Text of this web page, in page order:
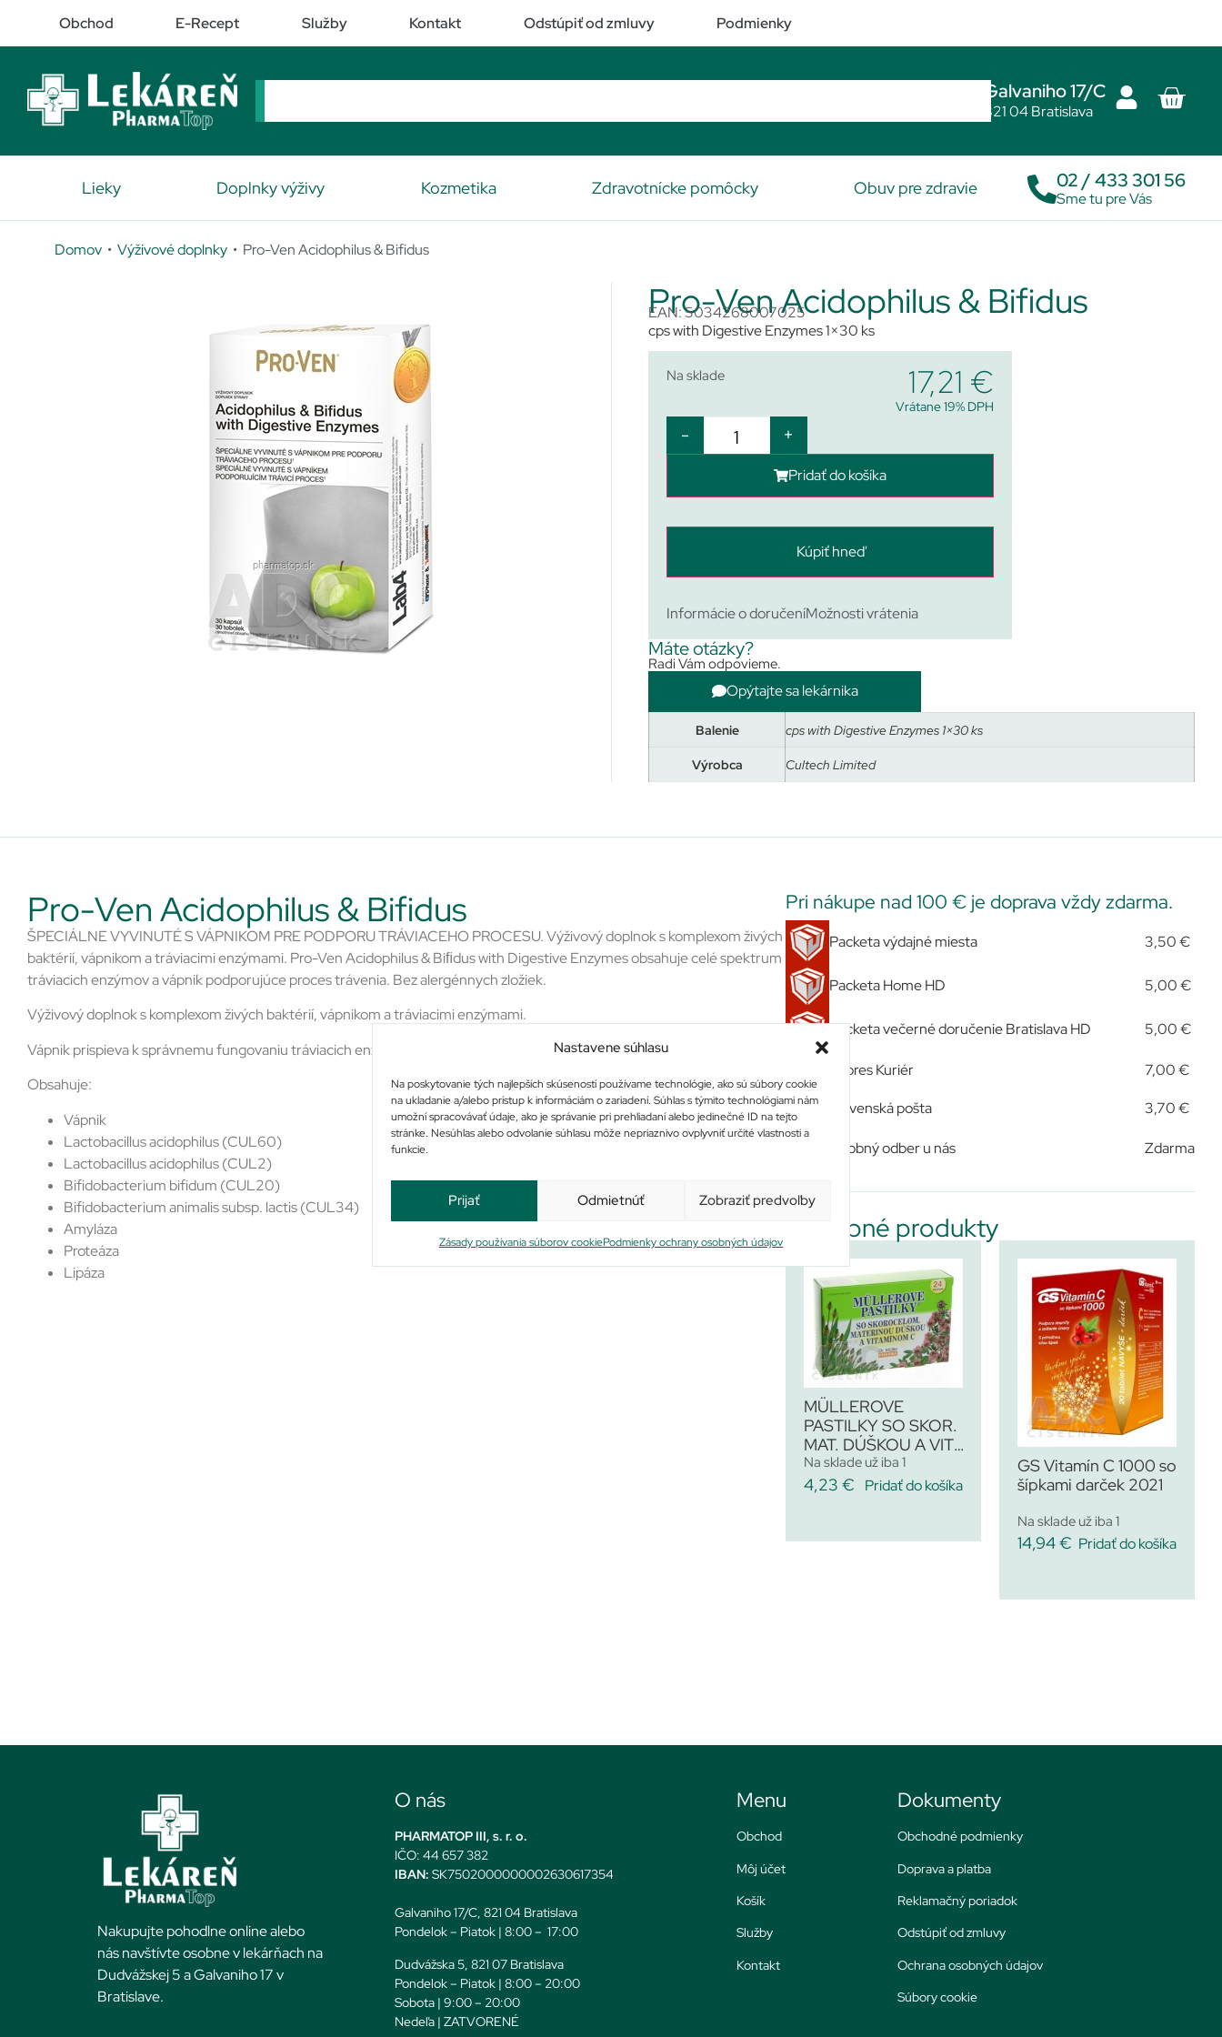
Nastavene súhlasu
Na poskytovanie tých najlepších skúseností používame technológie, ako sú súbory cookie
na ukladanie a/alebo prístup k informáciám o zariadení. Súhlas s týmito technológiami nám
umožní spracovávať údaje, ako je správanie pri prehliadaní alebo jedinečné ID na tejto
stránke. Nesúhlas alebo odvolanie súhlasu môže nepriaznivo ovplyvniť určité vlastnosti a
funkcie.
Prijať Odmietnúť Zobraziť predvoľby
Zásady používania súborov cookiePodmienky ochrany osobných údajov
Obchod E-Recept Služby Kontakt Odstúpiť od zmluvy Podmienky
Galvaniho 17/C
821 04 Bratislava
Lieky Doplnky výživy Kozmetika Zdravotnícke pomôcky Obuv pre zdravie 02 / 433 301 56
Sme tu pre Vás
Domov • Výživové doplnky • Pro-Ven Acidophilus & Bifidus
Pro-Ven Acidophilus & Bifidus
EAN: 5034268007025
cps with Digestive Enzymes 1×30 ks
Na sklade 17,21 €
Vrátane 19% DPH
- +
Pridať do košíka
Kúpiť hneď
Informácie o doručeníMožnosti vrátenia
Máte otázky?
Radi Vám odpovieme.
Opýtajte sa lekárnika
Balenie
cps with Digestive Enzymes 1×30 ks
Výrobca
Cultech Limited
Pro-Ven Acidophilus & Bifidus
ŠPECIÁLNE VYVINUTÉ S VÁPNIKOM PRE PODPORU TRÁVIACEHO PROCESU. Výživový doplnok s komplexom živých
baktérií, vápnikom a tráviacimi enzýmami. Pro-Ven Acidophilus & Biﬁdus with Digestive Enzymes obsahuje celé spektrum
tráviacich enzýmov a vápnik podporujúce proces trávenia. Bez alergénnych zložiek.
Výživový doplnok s komplexom živých baktérií, vápnikom a tráviacimi enzýmami.
Vápnik prispieva k správnemu fungovaniu tráviacich enzýmov.
Obsahuje:
Vápnik
Lactobacillus acidophilus (CUL60)
Lactobacillus acidophilus (CUL2)
Bifidobacterium bifidum (CUL20)
Bifidobacterium animalis subsp. lactis (CUL34)
Amyláza
Proteáza
Lipáza
Pri nákupe nad 100 € je doprava vždy zdarma.
Packeta výdajné miesta 3,50 €
Packeta Home HD 5,00 €
Packeta večerné doručenie Bratislava HD 5,00 €
Expres Kuriér 7,00 €
Slovenská pošta 3,70 €
Osobný odber u nás Zdarma
Podobné produkty
MÜLLEROVE
PASTILKY SO SKOR.
MAT. DÚŠKOU A VIT.
C
Na sklade už iba 1
4,23 € Pridať do košíka
GS Vitamín C 1000 so
šípkami darček 2021
Na sklade už iba 1
14,94€ Pridať do košíka
Nakupujte pohodlne online alebo
nás navštívte osobne v lekárňach na
Dudvážskej 5 a Galvaniho 17 v
Bratislave.
O nás
PHARMATOP III, s. r. o.
IČO: 44 657 382
IBAN: SK7502000000002630617354
Galvaniho 17/C, 821 04 Bratislava
Pondelok – Piatok | 8:00 – 17:00
Dudvážska 5, 821 07 Bratislava
Pondelok – Piatok | 8:00 – 20:00
Sobota | 9:00 – 20:00
Nedeľa | ZATVORENÉ
Menu
Obchod
Môj účet
Košík
Služby
Kontakt
Dokumenty
Obchodné podmienky
Doprava a platba
Reklamačný poriadok
Odstúpiť od zmluvy
Ochrana osobných údajov
Súbory cookie